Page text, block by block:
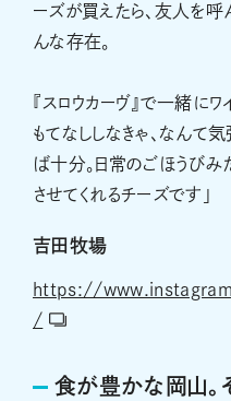
ーズが買えたら、友人を呼
んな存在。
『スロウカーヴ』で一緒にワ
もてなししなきゃ、なんて
ば十分。日常のごほうびみ
させてくれるチーズです」
吉田牧場
https://
/
食が豊かな岡山。